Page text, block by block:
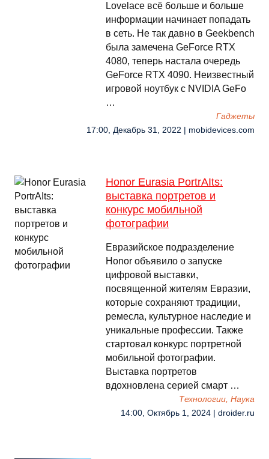
Lovelace всё больше и больше
информации начинает попадать
в сеть. Не так давно в Geekbench
была замечена GeForce RTX
4080, теперь настала очередь
GeForce RTX 4090. Неизвестный
игровой ноутбук с NVIDIA GeFo
…
Гаджеты
17:00, Декабрь 31, 2022 | mobidevices.com
Honor Eurasia PortrAIts:
выставка портретов и
конкурс мобильной
фотографии
Евразийское подразделение
Honor объявило о запуске
цифровой выставки,
посвященной жителям Евразии,
которые сохраняют традиции,
ремесла, культурное наследие и
уникальные профессии. Также
стартовал конкурс портретной
мобильной фотографии.
Выставка портретов
вдохновлена серией смарт …
Технологии, Наука
14:00, Октябрь 1, 2024 | droider.ru